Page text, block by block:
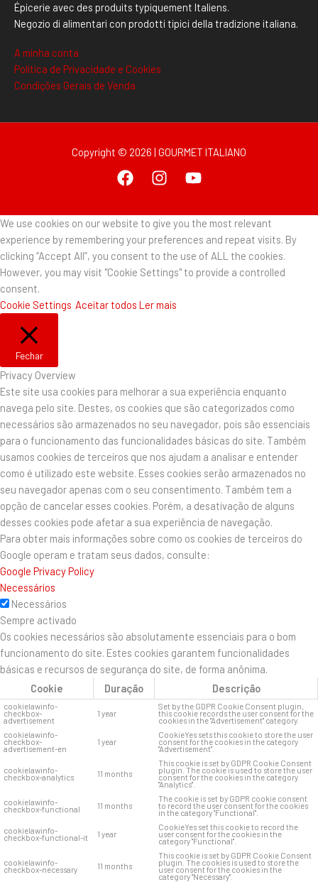
Épicerie avec des produits typiquement Italiens.
Negozio di alimentari con prodotti tipici della tradizione italiana.
A minha conta
Politica de Privacidade e Cookies
Condições Gerais de Venda
Copyright © 2026 | GOURMET ITALIANO
We use cookies on our website to give you the most relevant
experience by remembering your preferences and repeat visits. By
clicking “Accept All”, you consent to the use of ALL the cookies.
However, you may visit "Cookie Settings" to provide a controlled
consent.
Cookie Settings Aceitar todos Ler mais
Fechar
Privacy Overview
Este site usa cookies para melhorar a sua experiência enquanto
navega pelo site. Destes, os cookies que são categorizados como
necessários são armazenados no seu navegador, pois são essenciais
para o funcionamento das funcionalidades básicas do site. Também
usamos cookies de terceiros que nos ajudam a analisar e entender
como é utilizado este website. Esses cookies serão armazenados no
seu navegador apenas com o seu consentimento. Também tem a
opção de cancelar esses cookies. Porém, a desativação de alguns
desses cookies pode afetar a sua experiência de navegação.
Para obter mais informações sobre como os cookies de terceiros do
Google operam e tratam seus dados, consulte:
Google Privacy Policy
Necessários
Necessários
Sempre activado
Os cookies necessários são absolutamente essenciais para o bom
funcionamento do site. Estes cookies garantem funcionalidades
básicas e recursos de segurança do site, de forma anônima.
Cookie
Duração Descrição
cookielawinfo-
checkbox-
advertisement
1 year
Set by the GDPR Cookie Consent plugin,
this cookie records the user consent for the
cookies in the "Advertisement" category.
cookielawinfo-
checkbox-
advertisement-en
1 year
CookieYes sets this cookie to store the user
consent for the cookies in the category
"Advertisement".
cookielawinfo-
checkbox-analytics 11 months
This cookie is set by GDPR Cookie Consent
plugin. The cookie is used to store the user
consent for the cookies in the category
"Analytics".
cookielawinfo-
checkbox-functional 11 months
The cookie is set by GDPR cookie consent
to record the user consent for the cookies
in the category "Functional".
cookielawinfo-
checkbox-functional-it 1 year
CookieYes set this cookie to record the
user consent for the cookies in the
category "Functional".
cookielawinfo-
checkbox-necessary 11 months
This cookie is set by GDPR Cookie Consent
plugin. The cookies is used to store the
user consent for the cookies in the
category "Necessary".